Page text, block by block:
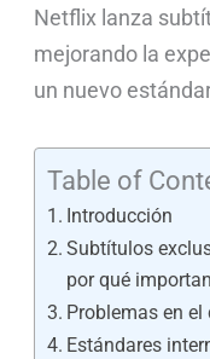
Netflix lanza
mejorando la
un nuevo
Table of
Introducción
Subtítulos
por qué
Problemas en
Estándares